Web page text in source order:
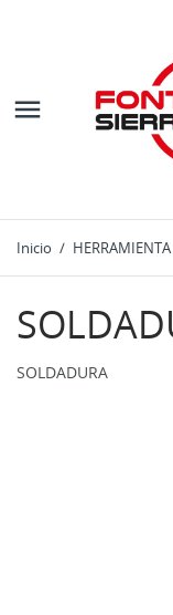

Inicio HERRAMIENTA
SOLDADURA